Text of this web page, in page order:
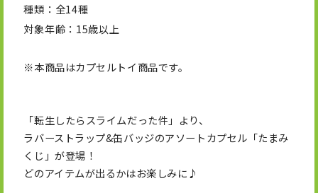
種類
全14種
対象年齢
15歳以上
※本商品はカプセルトイ商品です。
「転生したらスライムだった件」より、
ラバーストラップ&缶バッジのアソートカプセル「たまみ
くじ」が登場！
どのアイテムが出るかはお楽しみに♪